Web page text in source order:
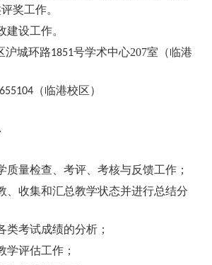
奖工作。
建设工作。
沪城环路1851号学术中心207室（临港
（临港校区）
质量检查、考评、考核与反馈工作；
、收集和汇总教学状态并进行总结分
类考试成绩的分析；
学评估工作；